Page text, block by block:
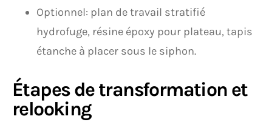
Optionnel: plan de travail stratifié
hydrofuge, résine époxy pour plateau, tapis
étanche à placer sous le siphon.
Étapes de transformation et
relooking